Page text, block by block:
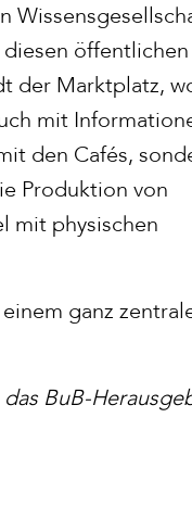
öffentlichen
der Marktplatz,
mit
den Cafés,
Produktion von
mit physischen
ganz
BuB-